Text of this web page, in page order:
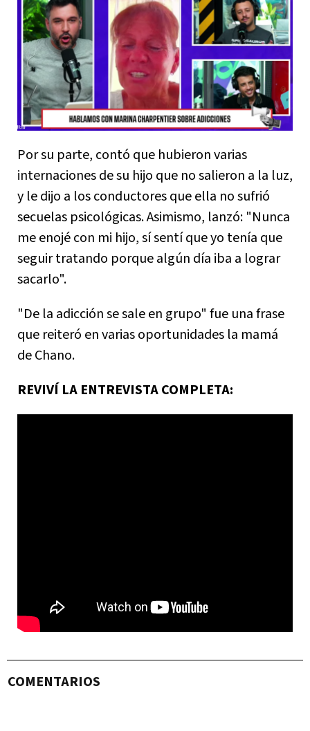
Por su parte, contó que hubieron varias
internaciones de su hijo que no salieron a la luz,
y le dijo a los conductores que ella no sufrió
secuelas psicológicas. Asimismo, lanzó: "Nunca
me enojé con mi hijo, sí sentí que yo tenía que
seguir tratando porque algún día iba a lograr
sacarlo".
"De la adicción se sale en grupo" fue una frase
que reiteró en varias oportunidades la mamá
de Chano.
REVIVÍ LA ENTREVISTA COMPLETA:
COMENTARIOS